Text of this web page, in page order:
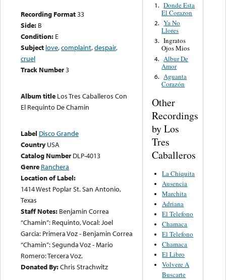
Recording Format33
Side: B
Condition: E
Subject love,complaint,despair,
cruel
Track Number3
Album title Los Tres Caballeros Con
El Requinto De Chamin
Label Disco Grande
Country USA
Catalog Number DLP-4013
Genre Ranchera
Location of Label:
1414 West Poplar St. San Antonio,
Texas
Staff Notes: Benjamin Correa
“Chamin”: Requinto, Vocal: Joel
Garcia: Primera Voz - Benjamin Correa
“Chamin”: Segunda Voz - Mario
Romero: Tercera Voz.
Donated By:Chris Strachwitz
1. Donde Esta
El Corazon
2. Ya No
Llores
3. Ingratos
Ojos Mios
4. Albur De
Amor
6. Aguanta
Corazón
Other
Recordings
by Los
Tres
Caballeros
La Chiquita
Ausencia
Marchita
Adriana
El Telefono
Chamaca
El Telefono
Chamaca
El Libro
Volvere A
Buscarte